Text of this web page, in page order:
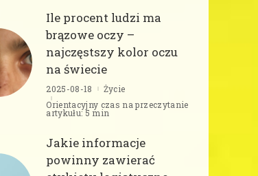
Ile procent ludzi ma
brązowe oczy –
najczęstszy kolor oczu
na świecie
2025-08-18
Życie
Orientacyjny czas na przeczytanie
artykułu: 5 min
Jakie informacje
powinny zawierać